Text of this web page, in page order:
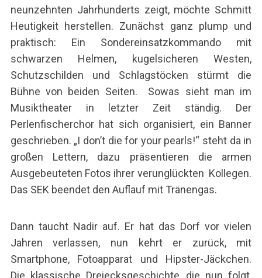
neunzehnten Jahrhunderts zeigt, möchte Schmitt
Heutigkeit herstellen. Zunächst ganz plump und
praktisch: Ein Sondereinsatzkommando mit
schwarzen Helmen, kugelsicheren Westen,
Schutzschilden und Schlagstöcken stürmt die
Bühne von beiden Seiten. Sowas sieht man im
Musiktheater in letzter Zeit ständig. Der
Perlenfischerchor hat sich organisiert, ein Banner
geschrieben. „I don’t die for your pearls!“ steht da in
großen Lettern, dazu präsentieren die armen
Ausgebeuteten Fotos ihrer verunglückten Kollegen.
Das SEK beendet den Auflauf mit Tränengas.
Dann taucht Nadir auf. Er hat das Dorf vor vielen
Jahren verlassen, nun kehrt er zurück, mit
Smartphone, Fotoapparat und Hipster-Jäckchen.
Die klassische Dreiecksgeschichte, die nun folgt,